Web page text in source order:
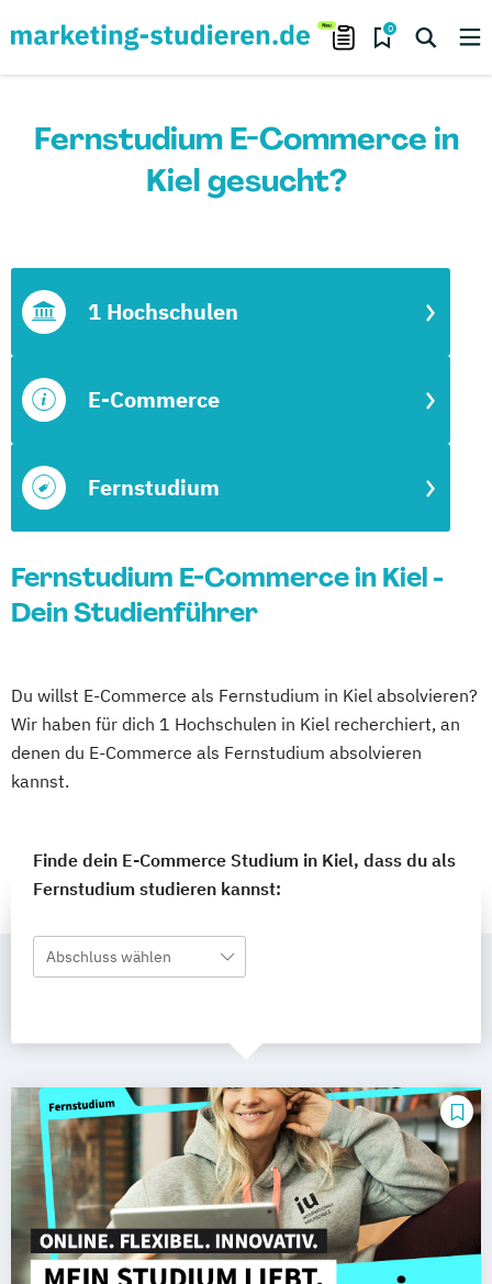
0
Fernstudium E-Commerce in
Kiel gesucht?
Fernstudium
E-Commerce
1 Hochschulen
Fernstudium E-Commerce in Kiel -
Dein Studienführer
Du willst E-Commerce als Fernstudium in Kiel absolvieren?
Wir haben für dich 1 Hochschulen in Kiel recherchiert, an
denen du E-Commerce als Fernstudium absolvieren
kannst.
Finde dein E-Commerce Studium in Kiel, dass du als
Fernstudium studieren kannst:
Abschluss wählen